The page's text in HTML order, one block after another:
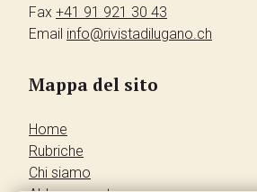
Fax +41 91 921 30 43
Email info@rivistadilugano.ch
Mappa del sito
Home
Rubriche
Chi siamo